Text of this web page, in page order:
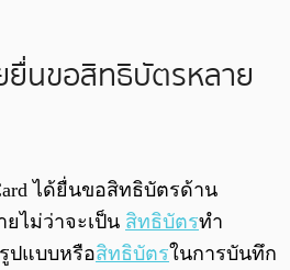
ยื่นขอสิทธิบัตรหลาย
ได้ยื่นขอสิทธิบัตรด้าน
ยไม่ว่าจะเป็น สิทธิบัตรทำ
ปแบบหรือสิทธิบัตรในการบันทึก